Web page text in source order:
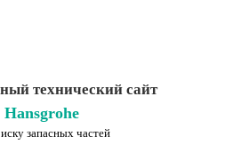
технический сайт
Hansgrohe
запасных частей